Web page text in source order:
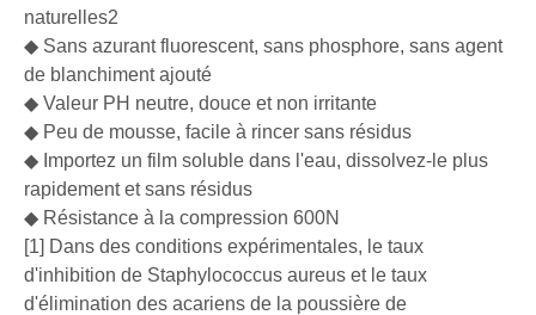
naturelles2
◆ Sans azurant fluorescent, sans phosphore, sans agent
de blanchiment ajouté
◆ Valeur PH neutre, douce et non irritante
◆ Peu de mousse, facile à rincer sans résidus
◆ Importez un film soluble dans l'eau, dissolvez-le plus
rapidement et sans résidus
◆ Résistance à la compression 600N
[1] Dans des conditions expérimentales, le taux
d'inhibition de Staphylococcus aureus et le taux
d'élimination des acariens de la poussière de